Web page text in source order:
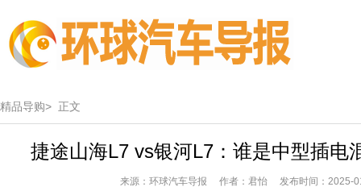
精品导购> 正文
捷途山海L7 vs银河L7：谁是中型插电
来源：环球汽车导报 作者：君怡 发布时间：2025-